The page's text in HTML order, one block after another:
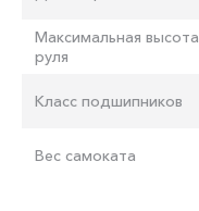
Максимальная высота
руля
Класс подшипников
Вес самоката